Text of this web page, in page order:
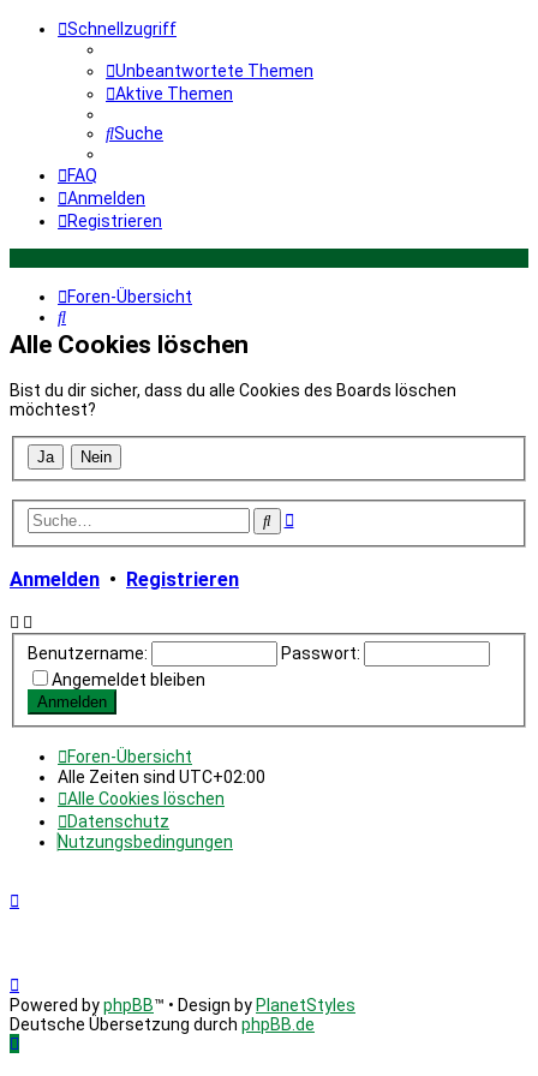
Schnellzugriff
Unbeantwortete Themen
Aktive Themen
Suche
FAQ
Anmelden
Registrieren
Foren-Übersicht
Suche
Alle Cookies löschen
Bist du dir sicher, dass du alle Cookies des Boards löschen
möchtest?
SucheErweiterte
Anmelden • Registrieren
Benutzername:
Passwort:
Angemeldet bleiben
Foren-Übersicht
Alle Zeiten sind UTC+02:00
Alle Cookies löschen
Datenschutz
Nutzungsbedingungen
Powered byphpBB™ • Design by PlanetStyles
Deutsche Übersetzung durch phpBB.de